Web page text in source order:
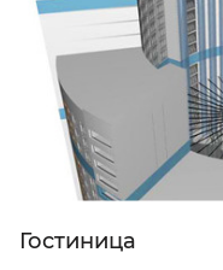
Гостиница